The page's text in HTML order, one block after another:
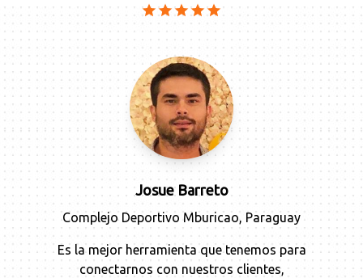
Josue Barreto
Complejo Deportivo Mburicao, Paraguay
Es la mejor herramienta que tenemos para
conectarnos con nuestros clientes,